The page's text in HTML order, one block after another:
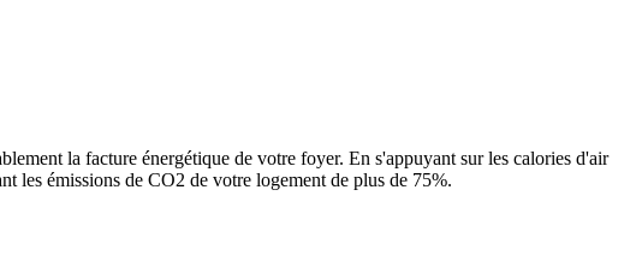
la facture énergétique de votre foyer. En s'appuyant sur les calories d'air
les émissions de CO2 de votre logement de plus de 75%.